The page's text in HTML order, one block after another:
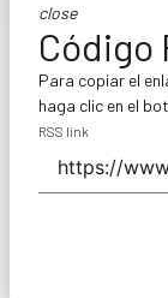
close
Código
Para copiar el
haga clic en el
RSS link